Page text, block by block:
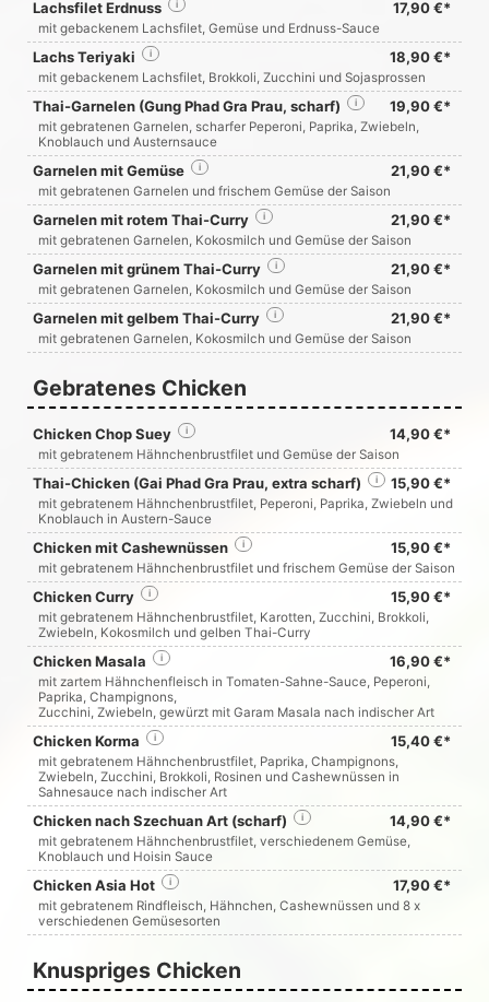
Lachsfilet Erdnuss 17,90 €*
i
mit gebackenem Lachsfilet, Gemüse und Erdnuss-Sauce
Lachs Teriyaki 18,90 €*
i
mit gebackenem Lachsfilet, Brokkoli, Zucchini und Sojasprossen
Thai-Garnelen (Gung Phad Gra Prau, scharf) 19,90 €*
i
mit gebratenen Garnelen, scharfer Peperoni, Paprika, Zwiebeln,
Knoblauch und Austernsauce
Garnelen mit Gemüse 21,90 €*
i
mit gebratenen Garnelen und frischem Gemüse der Saison
Garnelen mit rotem Thai-Curry 21,90 €*
i
mit gebratenen Garnelen, Kokosmilch und Gemüse der Saison
Garnelen mit grünem Thai-Curry 21,90 €*
i
mit gebratenen Garnelen, Kokosmilch und Gemüse der Saison
Garnelen mit gelbem Thai-Curry 21,90 €*
i
mit gebratenen Garnelen, Kokosmilch und Gemüse der Saison
Gebratenes Chicken
Chicken Chop Suey 14,90 €*
i
mit gebratenem Hähnchenbrustfilet und Gemüse der Saison
Thai-Chicken (Gai Phad Gra Prau, extra scharf) 15,90 €*
i
mit gebratenem Hähnchenbrustfilet, Peperoni, Paprika, Zwiebeln und
Knoblauch in Austern-Sauce
Chicken mit Cashewnüssen 15,90 €*
i
mit gebratenem Hähnchenbrustfilet und frischem Gemüse der Saison
Chicken Curry 15,90 €*
i
mit gebratenem Hähnchenbrustfilet, Karotten, Zucchini, Brokkoli,
Zwiebeln, Kokosmilch und gelben Thai-Curry
Chicken Masala 16,90 €*
i
mit zartem Hähnchenfleisch in Tomaten-Sahne-Sauce, Peperoni,
Paprika, Champignons,
Zucchini, Zwiebeln, gewürzt mit Garam Masala nach indischer Art
Chicken Korma 15,40 €*
i
mit gebratenem Hähnchenbrustfilet, Paprika, Champignons,
Zwiebeln, Zucchini, Brokkoli, Rosinen und Cashewnüssen in
Sahnesauce nach indischer Art
Chicken nach Szechuan Art (scharf) 14,90 €*
i
mit gebratenem Hähnchenbrustfilet, verschiedenem Gemüse,
Knoblauch und Hoisin Sauce
Chicken Asia Hot 17,90 €*
i
mit gebratenem Rindfleisch, Hähnchen, Cashewnüssen und 8 x
verschiedenen Gemüsesorten
Knuspriges Chicken